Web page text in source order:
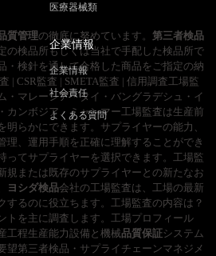
質管理の徹底に努めています。 第三者検品
の検品所もしくは当社で手配した検品所で
・検針を通して合格した商品をご指定の納
| CSR監査 | SMETA監査 | 信用調査工場監
・マレーシア・タイ・バングラデシュ・イ
カンボジア、ミャンマー工場監査は生産前
明らかにできます。サプライヤーの能力、
理、運用手順を正確に理解することができ
ってサプライヤーを選択できます。工場監
規または既存のサプライヤーとの新たなお
ヨシダ検品会社の工場監査は、工場の最新
するのに役立ちます。工場監査の内容は？
トを主に調査します。工場プロフィール
工程生産能力設備と機械品質保証システム
望第三者検品・サプライチェーンマネジメ
医療器械類
企業情報
企業情報
社会責任
よくある質問